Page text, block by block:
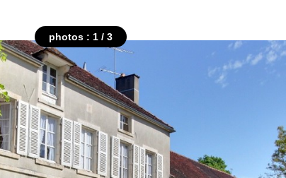
photos : 1 / 3